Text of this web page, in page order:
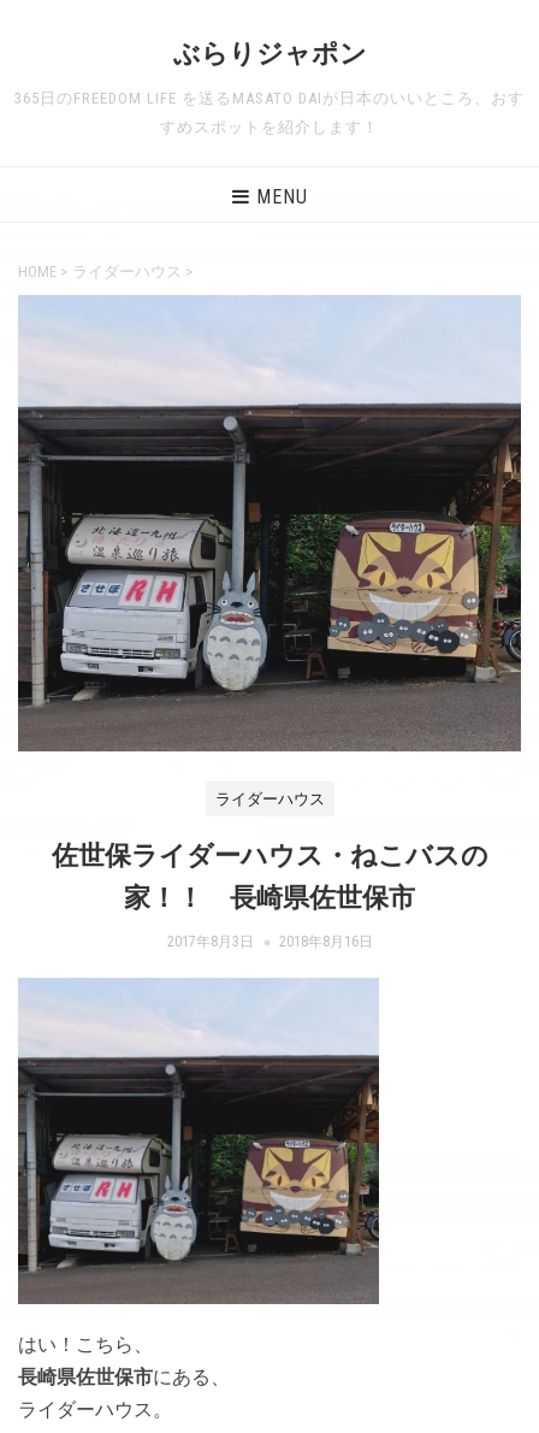
ぶらりジャポン
365日のFREEDOM LIFE を送るMASATO DAIが日本のいいところ、おす
すめスポットを紹介します！
MENU
HOME > ライダーハウス >
ライダーハウス
佐世保ライダーハウス・ねこバスの
家！！ 長崎県佐世保市
2017年8月3日 2018年8月16日
はい！こちら、
長崎県佐世保市にある、
ライダーハウス。